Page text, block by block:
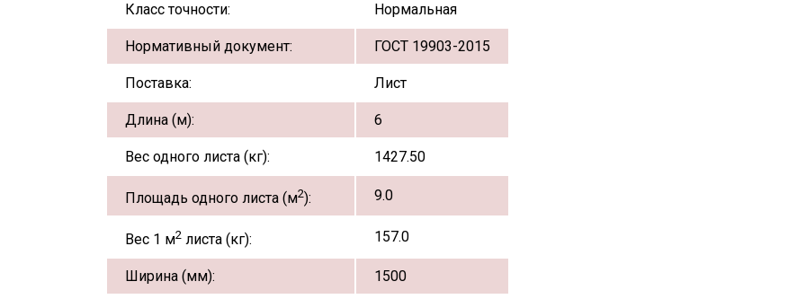
Класс точности: Нормальная
Нормативный документ: ГОСТ 19903-2015
Поставка: Лист
Длина (м): 6
Вес одного листа (кг): 1427.50
Площадь одного листа (м2): 9.0
Вес 1 м2 листа (кг): 157.0
Ширина (мм): 1500